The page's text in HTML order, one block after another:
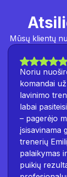
Mūsų klientų
Noriu
komandai
lavinimo
labai
– pagerėjo
įsisavinama
trenerių
palaikymas
puikių